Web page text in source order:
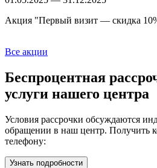
Акция "Первый визит — скидка
Все акции
Беспроцентная
услуги нашего центра
Условия рассрочки обсуждаются
обращении в наш центр. Получить
телефону:
Узнать подробности